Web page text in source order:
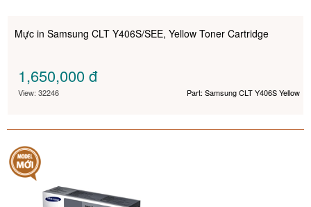
Mực in Samsung CLT Y406S/SEE, Yellow Toner Cartridge
1,650,000đ
View: 32246 Part: Samsung CLT Y406S Yellow